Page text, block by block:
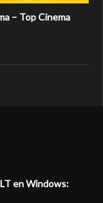
– Top Cinema
en Windows: